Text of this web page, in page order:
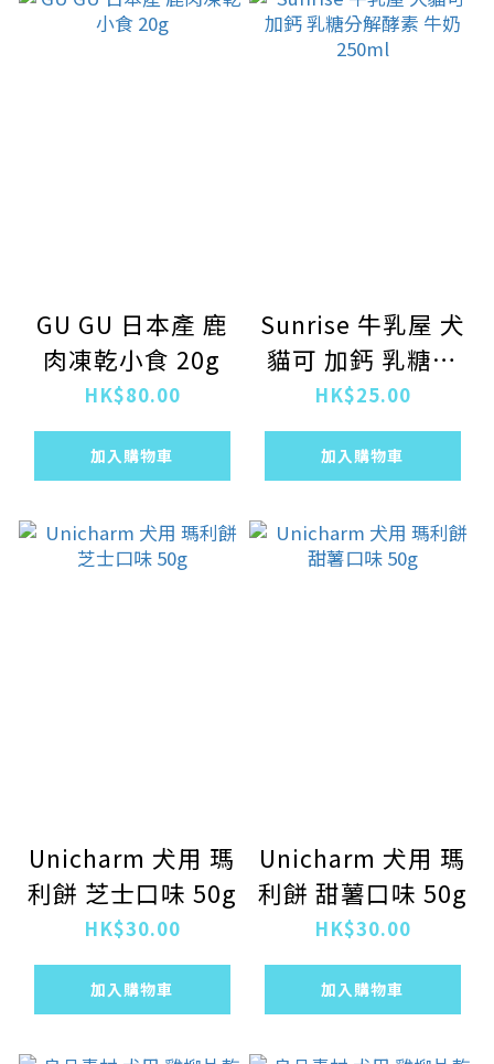
GU GU 日本產 鹿
肉凍乾小食 20g
HK$80.00
加入購物車
Sunrise 牛乳屋 犬
貓可 加鈣 乳糖分
解酵素 牛奶
250ml
HK$25.00
加入購物車
Unicharm 犬用 瑪
利餅 芝士口味 50g
HK$30.00
加入購物車
Unicharm 犬用 瑪
利餅 甜薯口味 50g
HK$30.00
加入購物車